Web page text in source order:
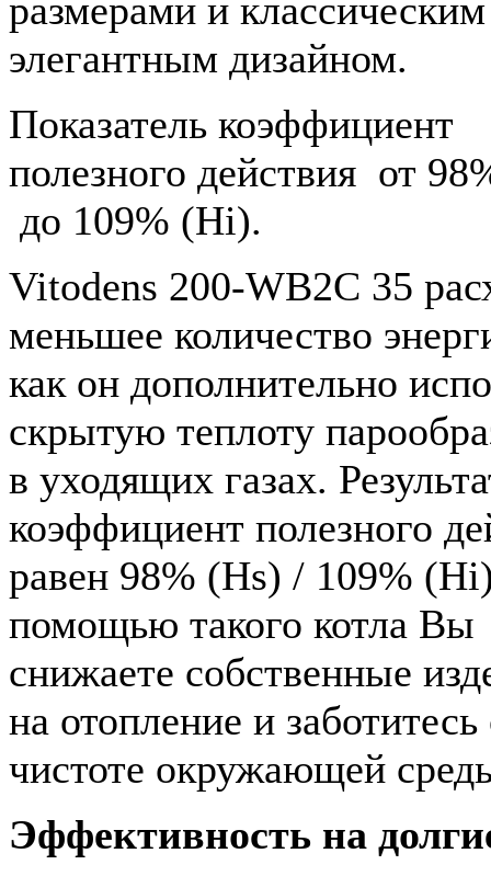
размерами и классическим
элегантным дизайном.
Показатель коэффициент
полезного действия от
до 109% (Hi).
Vitodens 200-WB2C 35
меньшее количество
как он дополнительно
скрытую теплоту
в уходящих газах.
коэффициент полезного
равен 98% (Hs) / 109%
помощью такого котла Вы
снижаете собственные
на отопление и заботитесь
чистоте окружающей
Эффективность на